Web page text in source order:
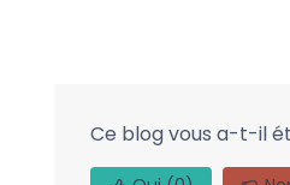
Ce blog vous a-t-il